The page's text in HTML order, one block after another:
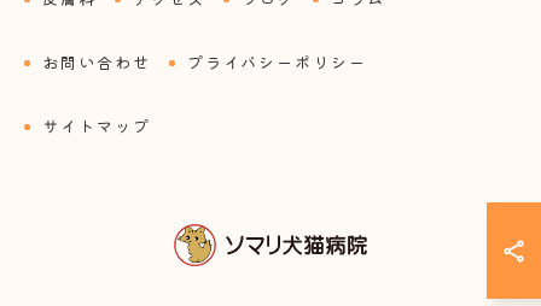
お問い合わせ プライバシーポリシー
サイトマップ